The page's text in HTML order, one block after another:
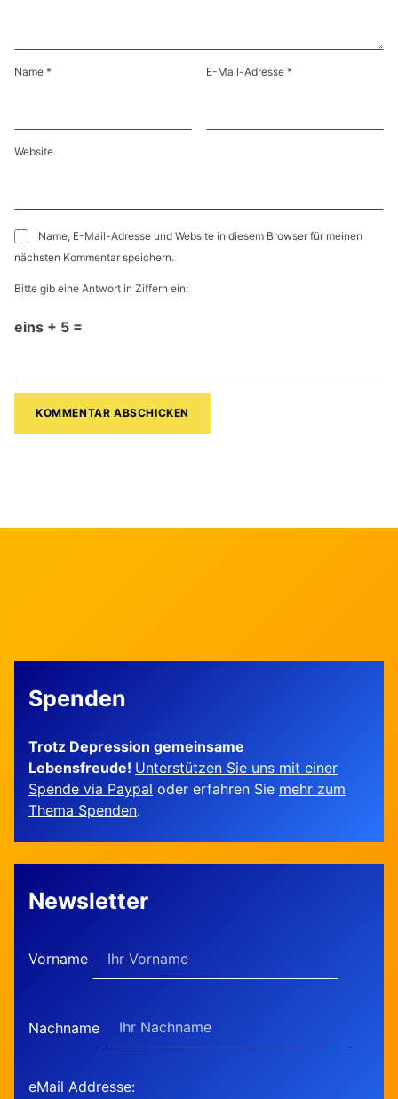
Name * E-Mail-Adresse*
Website
Name, E-Mail-Adresse und Website in diesem Browser für meinen
nächsten Kommentar speichern.
Bitte gib eine Antwort in Ziffern ein:
eins + 5 =
Spenden
Trotz Depression gemeinsame
Lebensfreude! Unterstützen Sie uns mit einer
Spende via Paypal oder erfahren Sie mehr zum
Thema Spenden.
Newsletter
Vorname
Nachname
eMail Addresse: